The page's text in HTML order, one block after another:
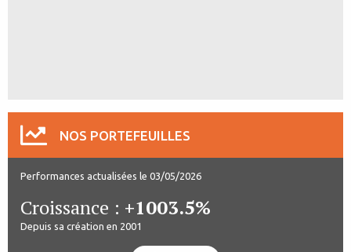
NOS PORTEFEUILLES
Performances actualisées le 03/05/2026
Croissance : +1003.5%
Depuis sa création en 2001